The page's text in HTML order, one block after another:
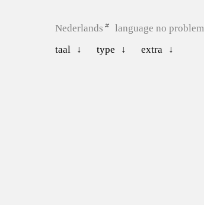
Nederlands language no problem
taal
type extra